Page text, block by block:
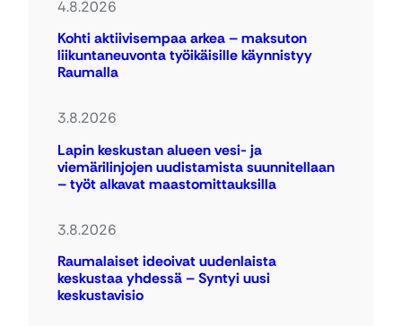
4.8.2026
Kohti aktiivisempaa arkea – maksuton
liikuntaneuvonta työikäisille käynnistyy
Raumalla
3.8.2026
Lapin keskustan alueen vesi- ja
viemärilinjojen uudistamista suunnitellaan
– työt alkavat maastomittauksilla
3.8.2026
Raumalaiset ideoivat uudenlaista
keskustaa yhdessä – Syntyi uusi
keskustavisio